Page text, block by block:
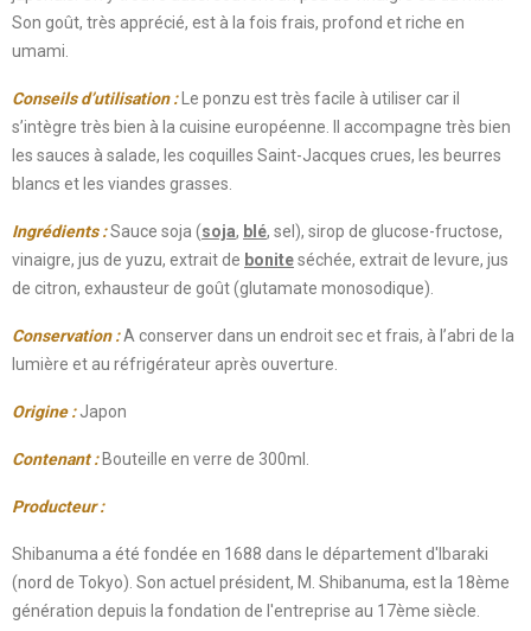
Son goût, très apprécié, est à la fois frais, profond et riche en
umami.
Conseils d’utilisation:Le ponzu est très facile à utiliser car il
s’intègre très bien à la cuisine européenne. Il accompagne très bien
les sauces à salade, les coquilles Saint-Jacques crues, les beurres
blancs et les viandes grasses.
Ingrédients :Sauce soja (soja, blé, sel), sirop de glucose-fructose,
vinaigre, jus de yuzu, extrait de boniteséchée, extrait de levure, jus
de citron, exhausteur de goût (glutamate monosodique).
Conservation:A conserver dans un endroit sec et frais, à l’abri de la
lumière et au réfrigérateur après ouverture.
Origine: Japon
Contenant:Bouteille en verre de 300ml.
Producteur:
Shibanuma a été fondée en 1688 dans le département d'Ibaraki
(nord de Tokyo). Son actuel président, M. Shibanuma, est la 18ème
génération depuis la fondation de l'entreprise au 17ème siècle.